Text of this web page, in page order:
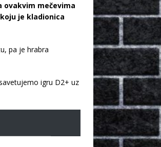
ovakvim mečevima
je kladionica
pa je hrabra
igru D2+ uz